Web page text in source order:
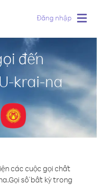
Đăng nhập
đến
krai-na
các cuộc gọi chất
Gọi số bất kỳ trong